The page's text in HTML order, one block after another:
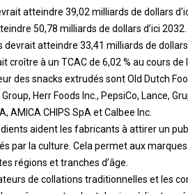
atteindre 39,02 milliards de dollars
50,78 milliards de dollars d’ici 2032.
atteindre 33,41 milliards de dollars
à un TCAC de 6,02 % au cours de
des snacks extrudés sont Old Dutch
Herr Foods Inc., PepsiCo, Lance,
AMICA CHIPS SpA et Calbee Inc.
aident les fabricants à attirer un
par la culture. Cela permet aux
régions et tranches d’âge.
de collations traditionnelles et les